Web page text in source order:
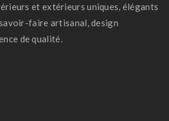
et extérieurs uniques, élégants
faire artisanal, design
de qualité.